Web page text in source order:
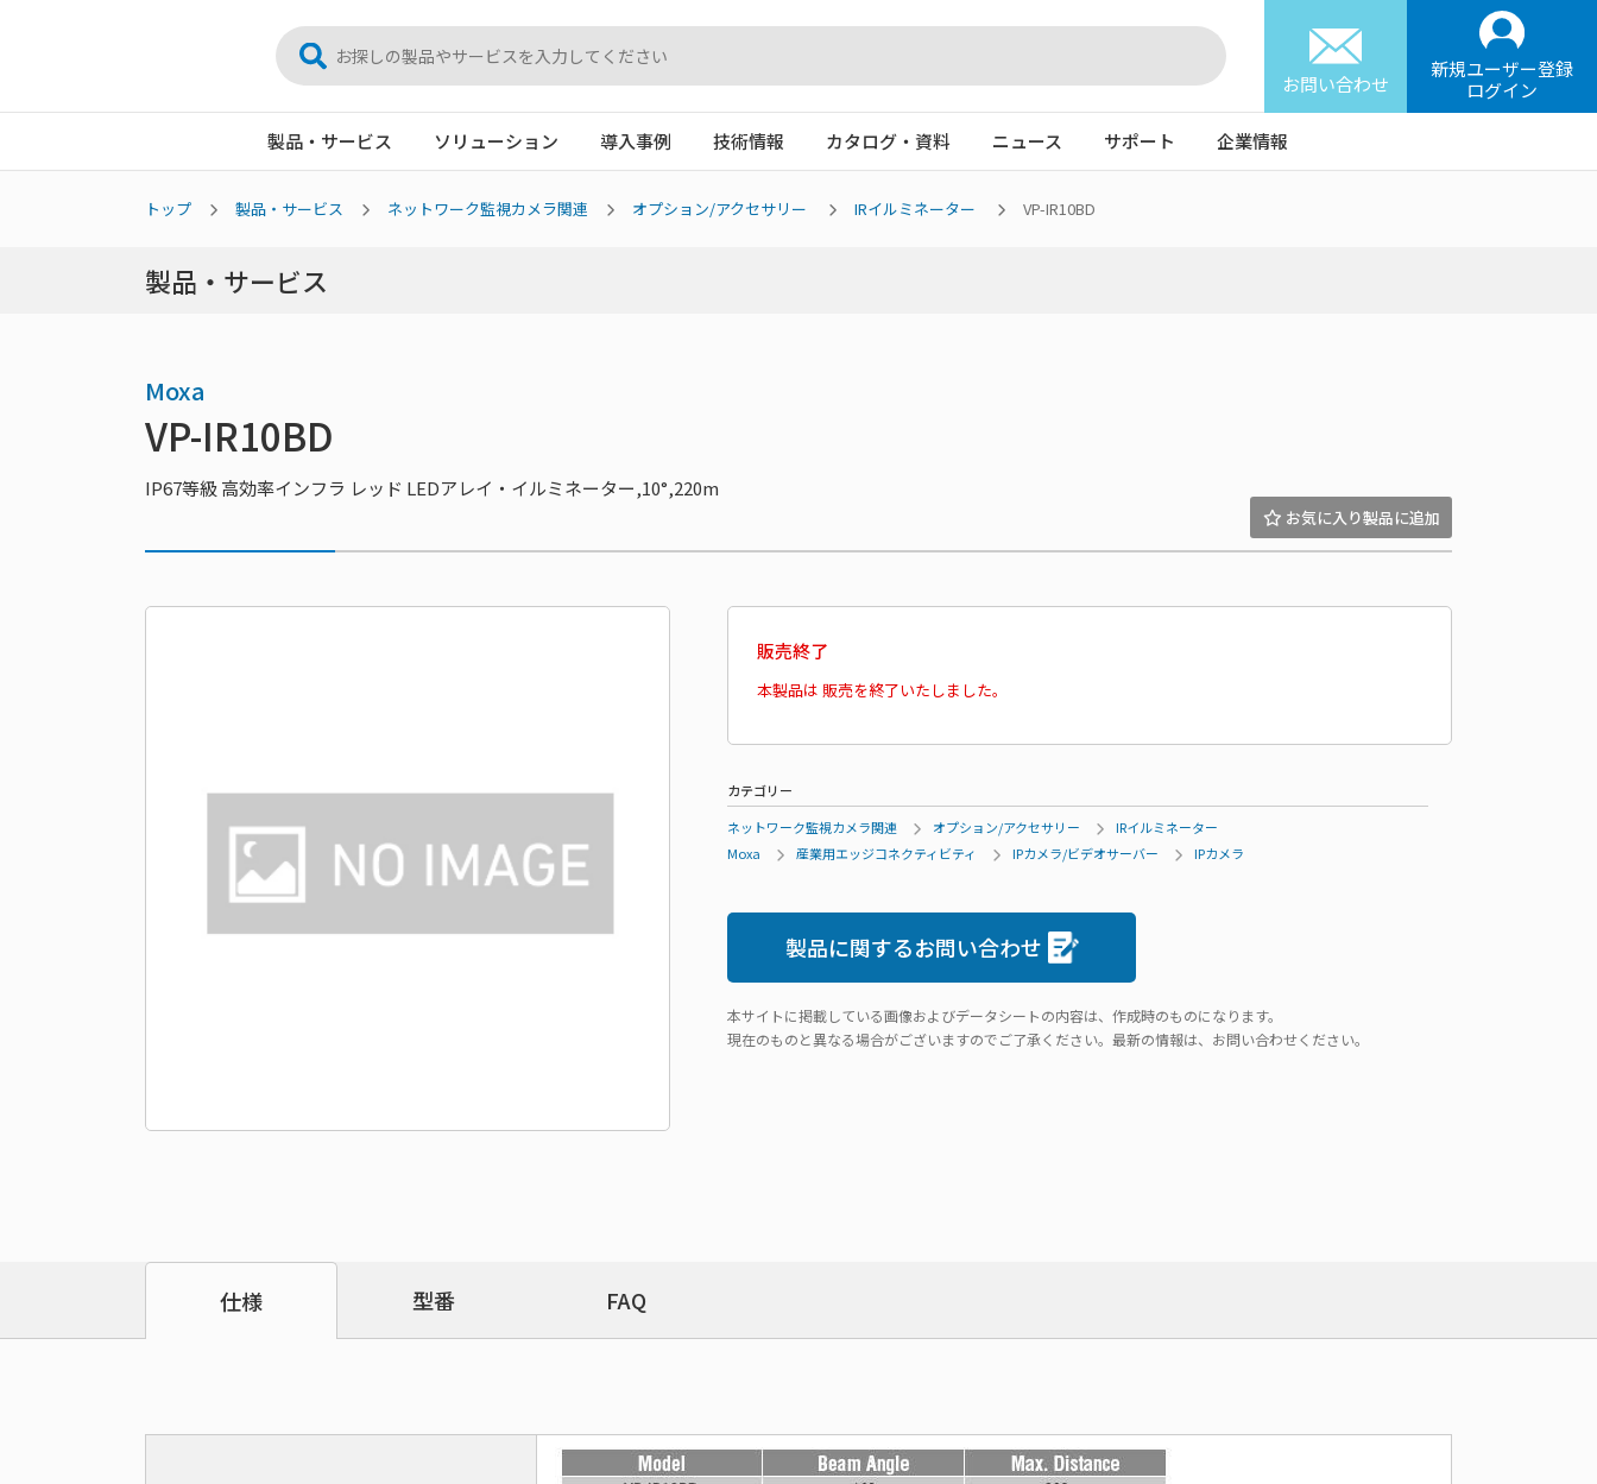
お問い合わせ
新規ユーザー登録
ログイン
製品・サービス ソリューション 導入事例 技術情報 カタログ・資料 ニュース サポート 企業情報
トップ 製品・サービス ネットワーク監視カメラ関連 オプション/アクセサリー IRイルミネーター VP-IR10BD
製品・サービス
Moxa
VP-IR10BD
IP67等級 高効率インフラ レッド LEDアレイ・イルミネーター,10°,220m
販売終了
本製品は 販売を終了いたしました。
カテゴリー
ネットワーク監視カメラ関連
オプション/アクセサリー
IRイルミネーター
Moxa
産業用エッジコネクティビティ IPカメラ/ビデオサーバー IPカメラ
製品に関するお問い合わせ
本サイトに掲載している画像およびデータシートの内容は、作成時のものになります。
現在のものと異なる場合がございますのでご了承ください。最新の情報は、お問い合わせください。
仕様 型番 FAQ